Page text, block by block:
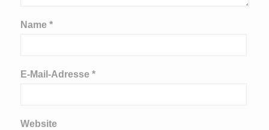
Name *
E-Mail-Adresse *
Website